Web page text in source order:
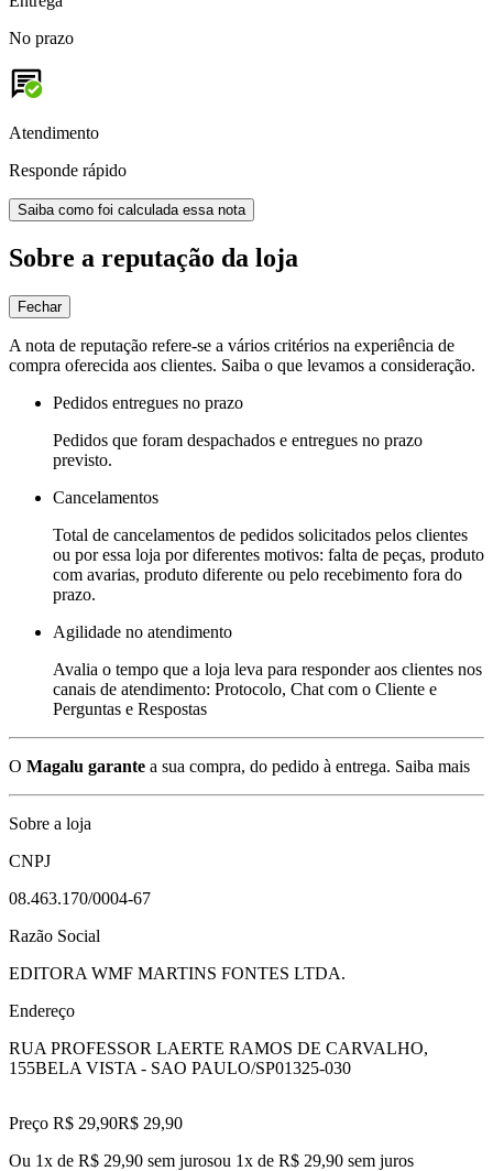
No prazo
Atendimento
Responde rápido
Saiba como foi calculada essa nota
Sobre a reputação da loja
Fechar
A nota de reputação refere-se a vários critérios na experiência de
compra oferecida aos clientes. Saiba o que levamos a consideração.
Pedidos entregues no prazo
Pedidos que foram despachados e entregues no prazo
previsto.
Cancelamentos
Total de cancelamentos de pedidos solicitados pelos clientes
ou por essa loja por diferentes motivos: falta de peças, produto
com avarias, produto diferente ou pelo recebimento fora do
prazo.
Agilidade no atendimento
Avalia o tempo que a loja leva para responder aos clientes nos
canais de atendimento: Protocolo, Chat com o Cliente e
Perguntas e Respostas
O Magalu garante a sua compra, do pedido à entrega. Saiba mais
Sobre a loja
CNPJ
08.463.170/0004-67
Razão Social
EDITORA WMF MARTINS FONTES LTDA.
Endereço
RUA PROFESSOR LAERTE RAMOS DE CARVALHO,
155BELA VISTA - SAO PAULO/SP01325-030
Preço R$ 29,90R$ 29,90
Ou 1x de R$ 29,90 sem jurosou 1x de R$ 29,90 sem juros